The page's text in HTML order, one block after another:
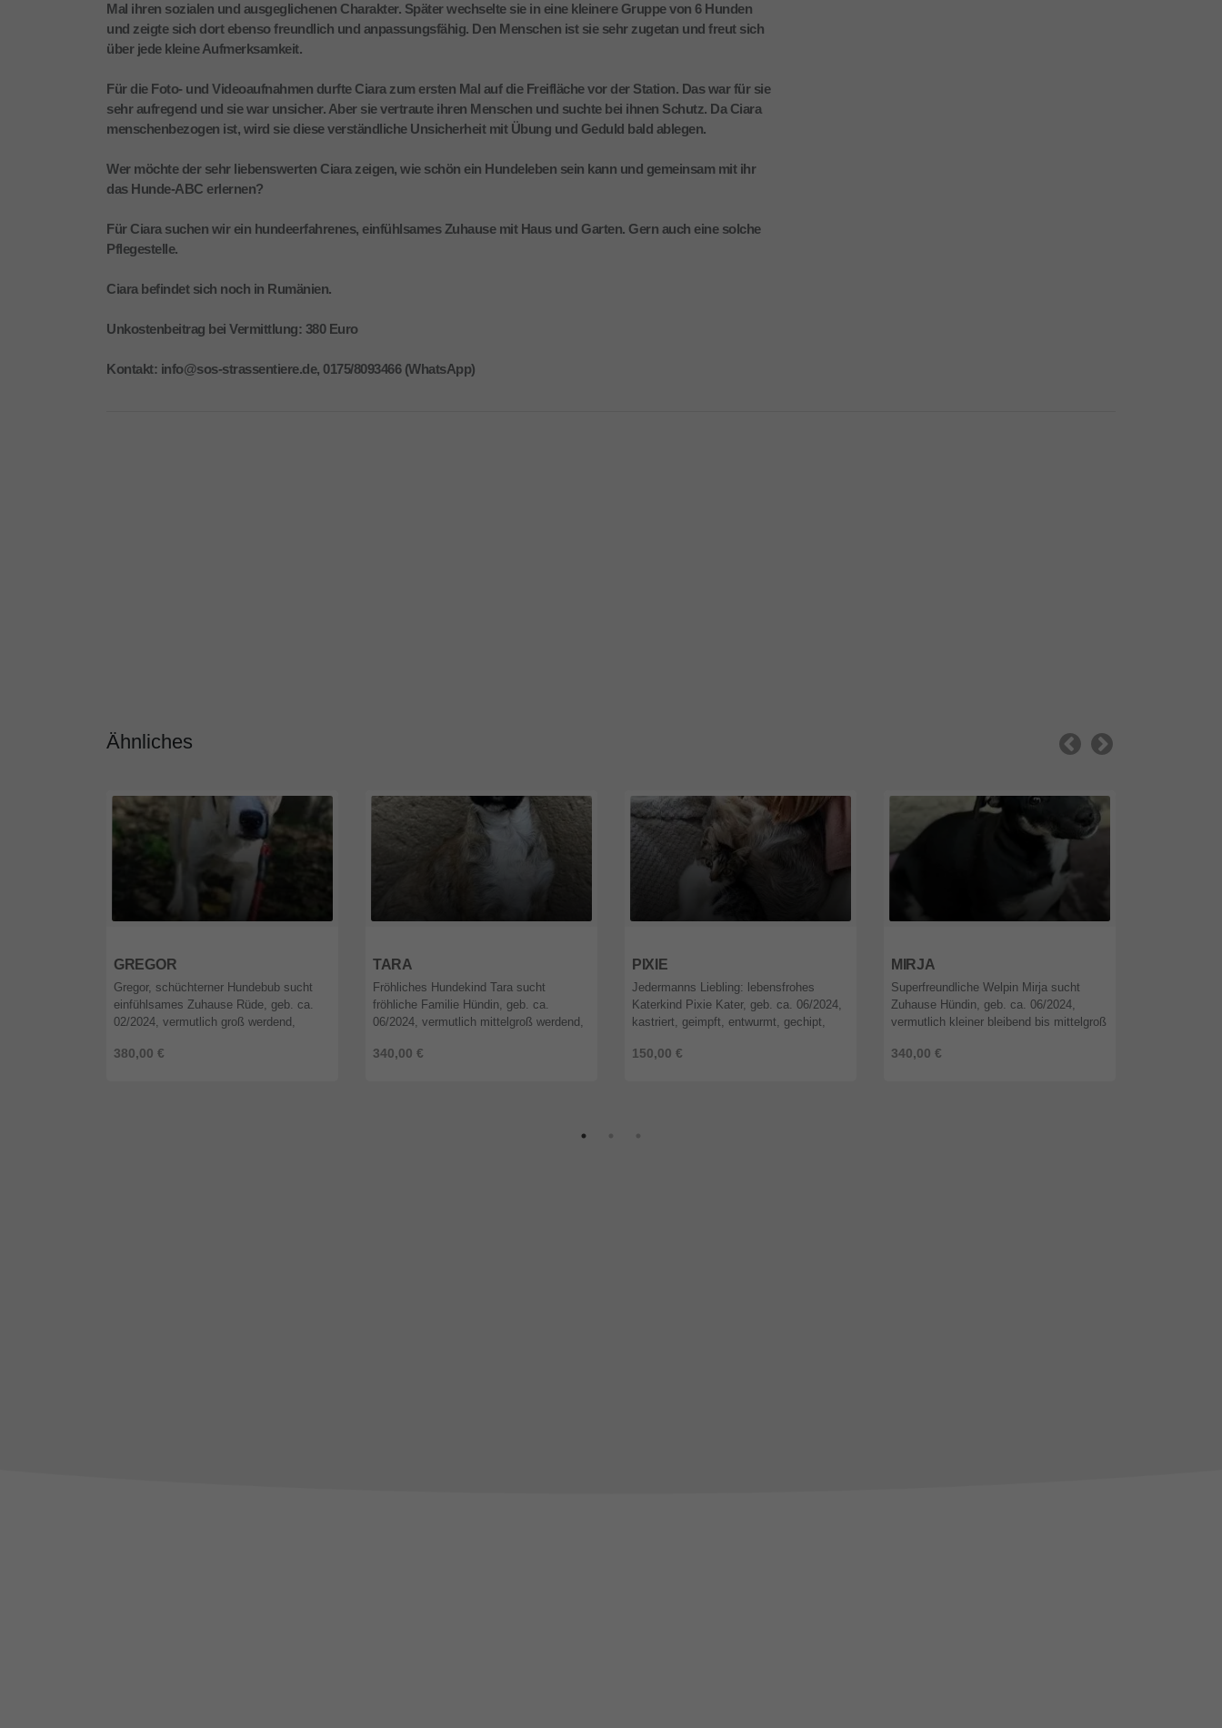
Mal ihren sozialen und ausgeglichenen Charakter. Später wechselte sie in eine kleinere Gruppe von 6 Hunden
und zeigte sich dort ebenso freundlich und anpassungsfähig. Den Menschen ist sie sehr zugetan und freut sich
über jede kleine Aufmerksamkeit.
Für die Foto- und Videoaufnahmen durfte Ciara zum ersten Mal auf die Freifläche vor der Station. Das war für sie
sehr aufregend und sie war unsicher. Aber sie vertraute ihren Menschen und suchte bei ihnen Schutz. Da Ciara
menschenbezogen ist, wird sie diese verständliche Unsicherheit mit Übung und Geduld bald ablegen.
Wer möchte der sehr liebenswerten Ciara zeigen, wie schön ein Hundeleben sein kann und gemeinsam mit ihr
das Hunde-ABC erlernen?
Für Ciara suchen wir ein hundeerfahrenes, einfühlsames Zuhause mit Haus und Garten. Gern auch eine solche
Pflegestelle.
Ciara befindet sich noch in Rumänien.
Unkostenbeitrag bei Vermittlung: 380 Euro
Kontakt: info@sos-strassentiere.de, 0175/8093466 (WhatsApp)
Ähnliches
GREGOR
380,00 €
Gregor, schüchterner Hundebub sucht
einfühlsames Zuhause Rüde, geb. ca.
02/2024, vermutlich groß werdend,
Heimtierpass, vor Ausreise Test auf
TARA
340,00 €
Fröhliches Hundekind Tara sucht
fröhliche Familie Hündin, geb. ca.
06/2024, vermutlich mittelgroß werdend,
Test auf Babesiose, Borreliose, ...
PIXIE
150,00 €
Jedermanns Liebling: lebensfrohes
Katerkind Pixie Kater, geb. ca. 06/2024,
kastriert, geimpft, entwurmt, gechipt,
FIV und FeLV Katerchen Pix ...
MIRJA
340,00 €
Superfreundliche Welpin Mirja sucht
Zuhause Hündin, geb. ca. 06/2024,
vermutlich kleiner bleibend bis mittelgroß
Ausreise Test auf Babesios ...